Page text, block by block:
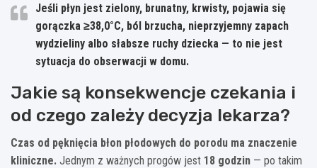
Jeśli płyn jest zielony, brunatny, krwisty, pojawia się
gorączka ≥38,0°C, ból brzucha, nieprzyjemny zapach
wydzieliny albo słabsze ruchy dziecka — to nie jest
sytuacja do obserwacji w domu.
Jakie są konsekwencje czekania i
od czego zależy decyzja lekarza?
Czas od pęknięcia błon płodowych do porodu ma znaczenie
kliniczne. Jednym z ważnych progów jest 18 godzin — po takim